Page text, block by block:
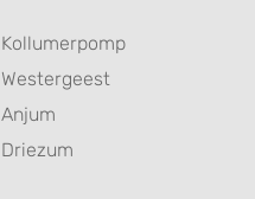
Kollumerpomp
Westergeest
Anjum
Driezum